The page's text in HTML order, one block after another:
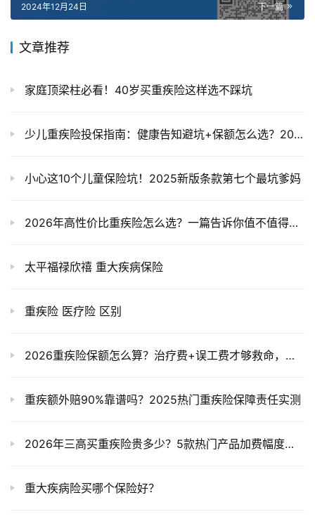
下一篇
2024年12月24日
文章推荐
家庭顶梁柱必看！40岁买重疾险这样选不踩坑
少儿重疾险投保指南：健康告知避坑+保额怎么选？2025竞品对比
‌小心这10个儿童保险坑！2025新版条款第七个最坑爹妈‌
2026年高性价比重疾险怎么选？一篇告诉你值不值得入手
太平福禄欣禧 重大疾病保险
重疾险 医疗险 区别
2026重疾险保额怎么算？治疗费+误工费才够救命，别买少了
重疾额外赔90%靠谱吗？2025热门重疾险保障责任实测
2026年三高买重疾险贵多少？5款热门产品加费幅度全对比，一文看懂！
重大疾病险买哪个保险好？